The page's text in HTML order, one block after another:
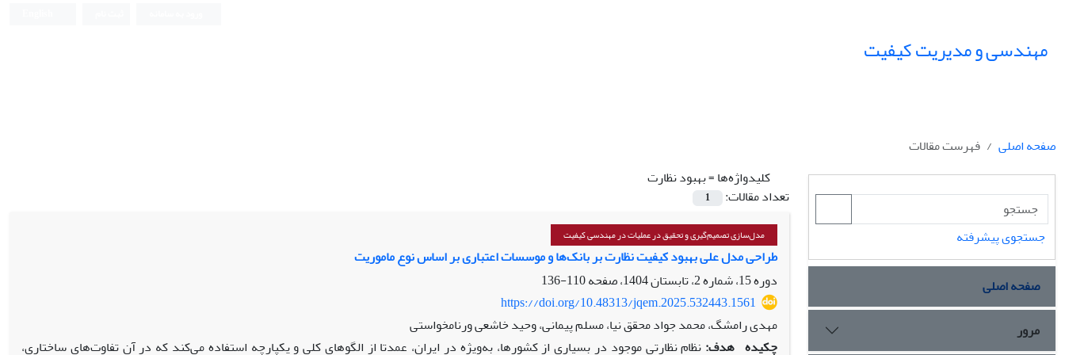
مهندسی و مدیریت کیفیت
صفحه اصلی
فهرست مقالات
کلیدواژه‌ها =بهبود نظارت
تعداد مقالات:
1
مدل‌سازی تصمیم‌گیری و تحقیق در عملیات در مهندسی کیفیت
طراحی مدل علی بهبود کیفیت نظارت بر بانک‌ها و موسسات اعتباری بر اساس نوع ماموریت
دوره 15، شماره 2، تابستان 1404، صفحه
110-136
https://doi.org/10.48313/jqem.2025.532443.1561
مهدی رامشگ، محمد جواد محقق نیا، مسلم پیمانی، وحید خاشعی ورنامخواستی
چکیده هدف: نظام نظارتی موجود در بسیاری از کشورها، به‌ویژه در ایران، عمدتا از الگوهای کلی و یکپارچه استفاده می‌کند که در آن تفاوت‌های ساختاری،
جستجوی پیشرفته
صفحه اصلی
مرور